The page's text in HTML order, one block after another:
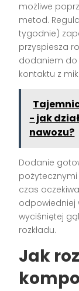
możliwe
metod.
tygodnie)
przyspiesza
dodaniem do
kontaktu z
- jak
nawozu?
Dodanie
czas
odpowiedniej
wyciśniętej
rozkładu.
Jak